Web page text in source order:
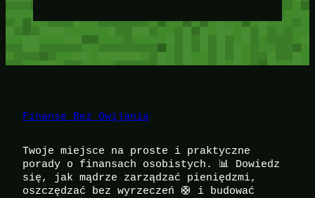
Finanse Bez Owijania
Twoje miejsce na proste i praktyczne
porady o finansach osobistych. 📊 Dowiedz
się, jak mądrze zarządzać pieniędzmi,
oszczędzać bez wyrzeczeń 🛟 i budować